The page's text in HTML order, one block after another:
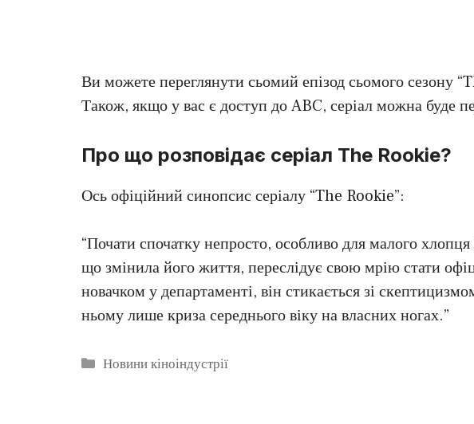
Ви можете переглянути сьомий епізод сьомого сезону
Також, якщо у вас є доступ до ABC, серіал можна буде
Про що розповідає серіал The Rookie?
Ось офіційний синопсис серіалу “The Rookie”:
“Почати спочатку непросто, особливо для малого
що змінила його життя, переслідує свою мрію стати
новачком у департаменті, він стикається зі
ньому лише криза середнього віку на власних ногах.”
Категорії
Новини кіноіндустрії